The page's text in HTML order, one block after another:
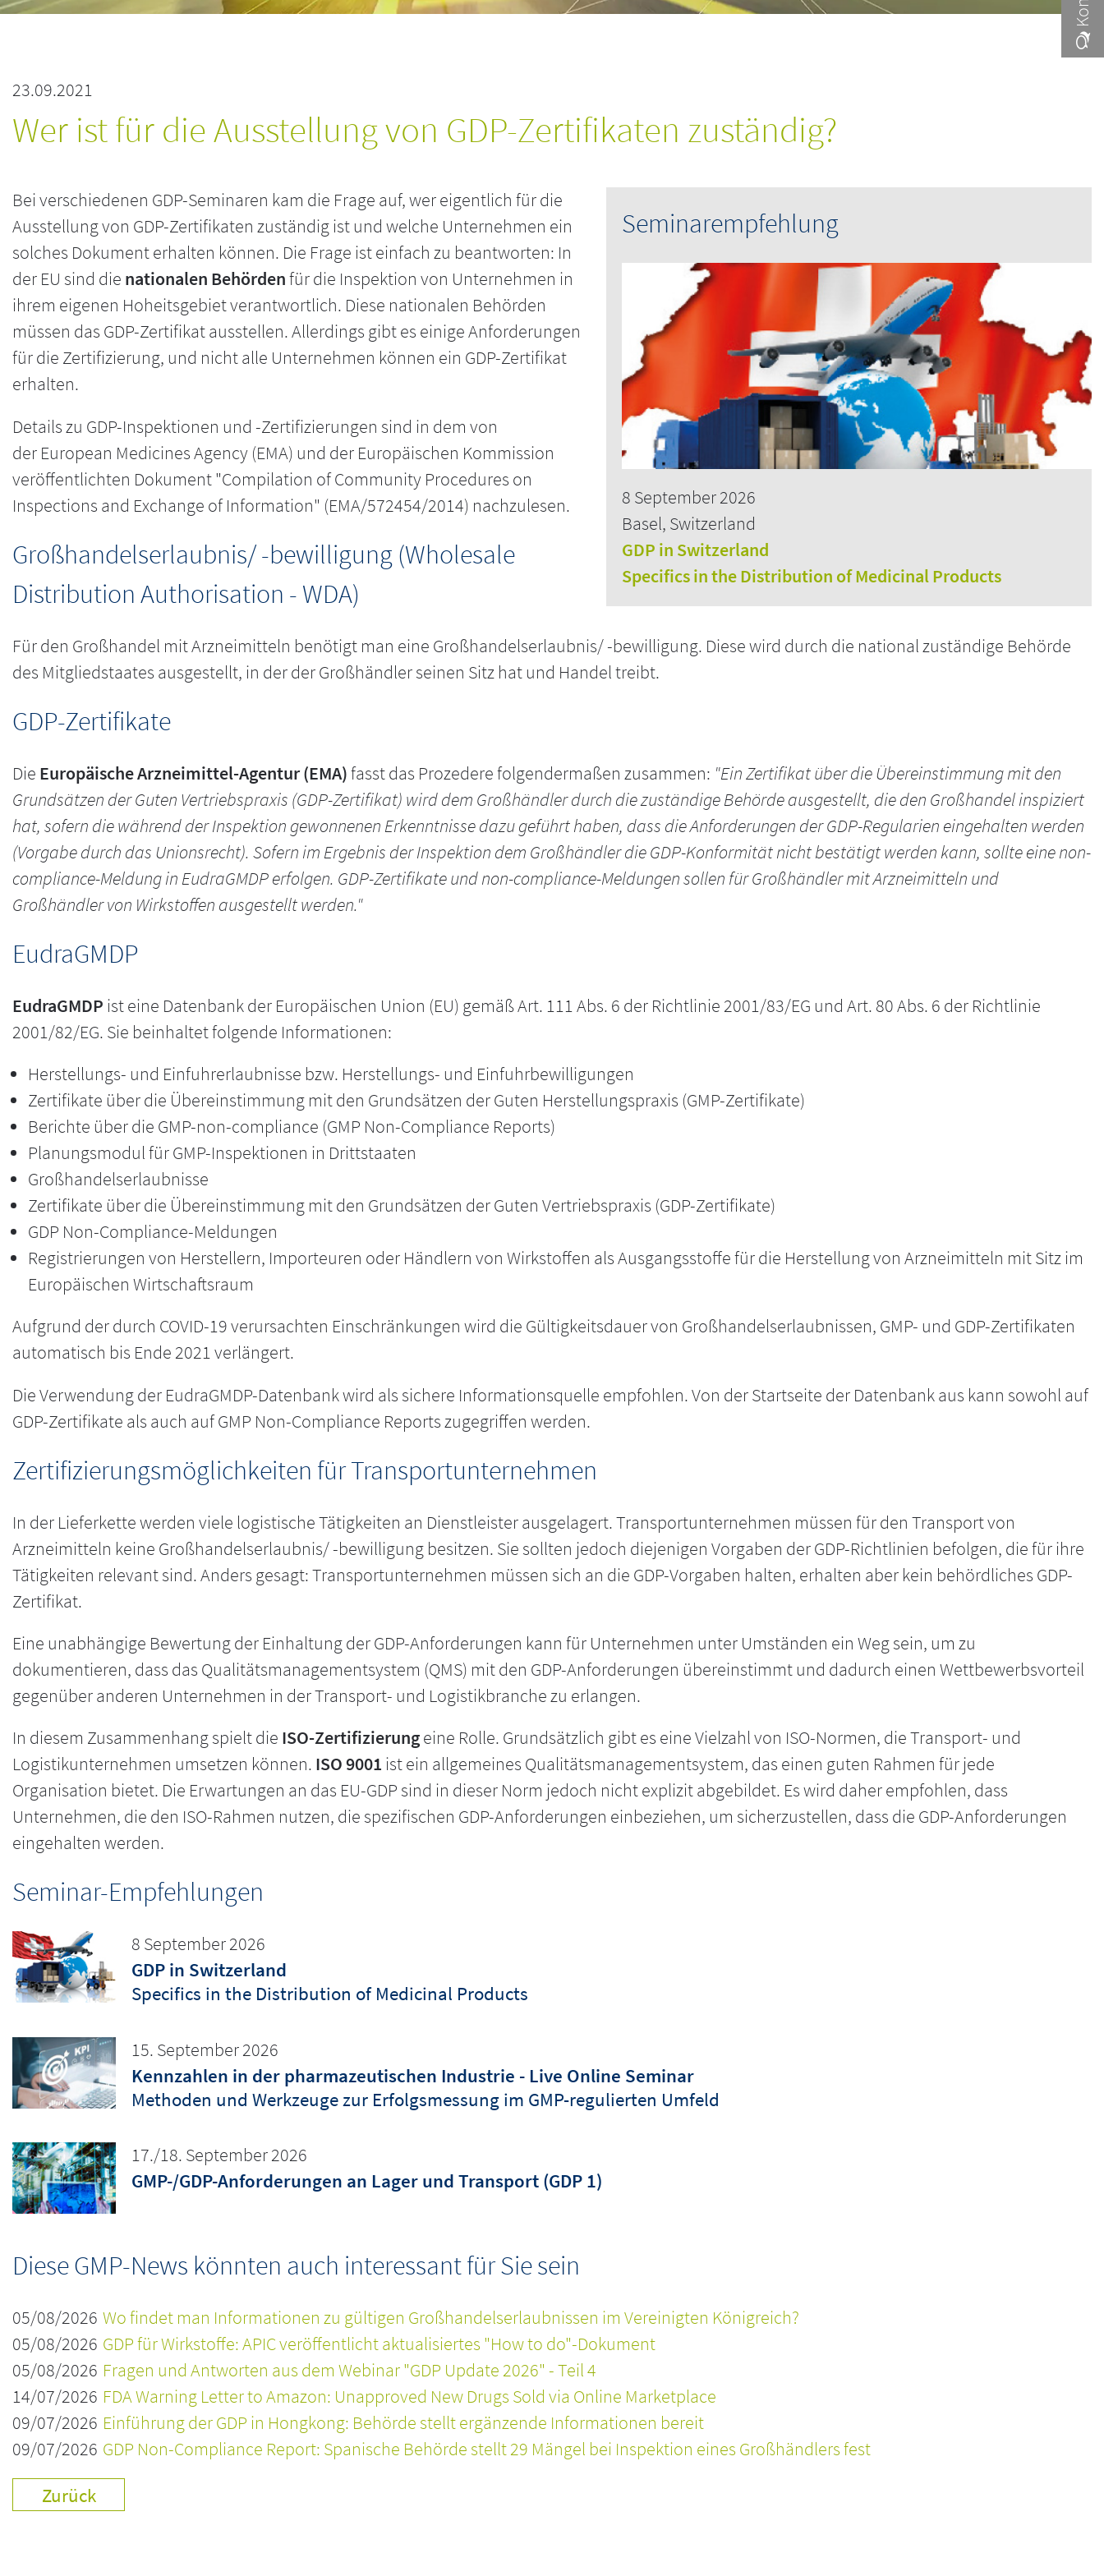
23.09.2021
Wer ist für die Ausstellung von GDP-Zertifikaten zuständig?
Seminarempfehlung
8 September 2026
Basel, Switzerland
GDP in Switzerland
Specifics in the Distribution of Medicinal Products
Bei verschiedenen GDP-Seminaren kam die Frage auf, wer eigentlich für die
Ausstellung von GDP-Zertifikaten zuständig ist und welche Unternehmen ein
solches Dokument erhalten können. Die Frage ist einfach zu beantworten: In
der EU sind die nationalen Behördenfür die Inspektion von Unternehmen in
ihrem eigenen Hoheitsgebiet verantwortlich. Diese nationalen Behörden
müssen das GDP-Zertifikat ausstellen. Allerdings gibt es einige Anforderungen
für die Zertifizierung, und nicht alle Unternehmen können ein GDP-Zertifikat
erhalten.
Details zu GDP-Inspektionen und -Zertifizierungen sind in dem von
der European Medicines Agency (EMA) und der Europäischen Kommission
veröffentlichten Dokument "Compilation of Community Procedures on
Inspections and Exchange of Information" (EMA/572454/2014) nachzulesen.
Großhandelserlaubnis/ -bewilligung (Wholesale
Distribution Authorisation - WDA)
Für den Großhandel mit Arzneimitteln benötigt man eine Großhandelserlaubnis/ -bewilligung. Diese wird durch die national zuständige Behörde
des Mitgliedstaates ausgestellt, in der der Großhändler seinen Sitz hat und Handel treibt.
GDP-Zertifikate
Die Europäische Arzneimittel-Agentur (EMA)fasst das Prozedere folgendermaßen zusammen: "Ein Zertifikat über die Übereinstimmung mit den
Grundsätzen der Guten Vertriebspraxis (GDP-Zertifikat) wird dem Großhändler durch die zuständige Behörde ausgestellt, die den Großhandel inspiziert
hat, sofern die während der Inspektion gewonnenen Erkenntnisse dazu geführt haben, dass die Anforderungen der GDP-Regularien eingehalten werden
(Vorgabe durch das Unionsrecht). Sofern im Ergebnis der Inspektion dem Großhändler die GDP-Konformität nicht bestätigt werden kann, sollte eine non-
compliance-Meldung in EudraGMDP erfolgen. GDP-Zertifikate und non-compliance-Meldungen sollen für Großhändler mit Arzneimitteln und
Großhändler von Wirkstoffen ausgestellt werden."
EudraGMDP
EudraGMDP ist eine Datenbank der Europäischen Union (EU) gemäß Art. 111 Abs. 6 der Richtlinie 2001/83/EG und Art. 80 Abs. 6 der Richtlinie
2001/82/EG. Sie beinhaltet folgende Informationen:
Herstellungs- und Einfuhrerlaubnisse bzw. Herstellungs- und Einfuhrbewilligungen
Zertifikate über die Übereinstimmung mit den Grundsätzen der Guten Herstellungspraxis (GMP-Zertifikate)
Berichte über die GMP-non-compliance (GMP Non-Compliance Reports)
Planungsmodul für GMP-Inspektionen in Drittstaaten
Großhandelserlaubnisse
Zertifikate über die Übereinstimmung mit den Grundsätzen der Guten Vertriebspraxis (GDP-Zertifikate)
GDP Non-Compliance-Meldungen
Registrierungen von Herstellern, Importeuren oder Händlern von Wirkstoffen als Ausgangsstoffe für die Herstellung von Arzneimitteln mit Sitz im
Europäischen Wirtschaftsraum
Aufgrund der durch COVID-19 verursachten Einschränkungen wird die Gültigkeitsdauer von Großhandelserlaubnissen, GMP- und GDP-Zertifikaten
automatisch bis Ende 2021 verlängert.
Die Verwendung der EudraGMDP-Datenbank wird als sichere Informationsquelle empfohlen. Von der Startseite der Datenbank aus kann sowohl auf
GDP-Zertifikate als auch auf GMP Non-Compliance Reports zugegriffen werden.
Zertifizierungsmöglichkeiten für Transportunternehmen
In der Lieferkette werden viele logistische Tätigkeiten an Dienstleister ausgelagert. Transportunternehmen müssen für den Transport von
Arzneimitteln keine Großhandelserlaubnis/ -bewilligung besitzen. Sie sollten jedoch diejenigen Vorgaben der GDP-Richtlinien befolgen, die für ihre
Tätigkeiten relevant sind. Anders gesagt: Transportunternehmen müssen sich an die GDP-Vorgaben halten, erhalten aber kein behördliches GDP-
Zertifikat.
Eine unabhängige Bewertung der Einhaltung der GDP-Anforderungen kann für Unternehmen unter Umständen ein Weg sein, um zu
dokumentieren, dass das Qualitätsmanagementsystem (QMS) mit den GDP-Anforderungen übereinstimmt und dadurch einen Wettbewerbsvorteil
gegenüber anderen Unternehmen in der Transport- und Logistikbranche zu erlangen.
In diesem Zusammenhang spielt die ISO-Zertifizierungeine Rolle. Grundsätzlich gibt es eine Vielzahl von ISO-Normen, die Transport- und
Logistikunternehmen umsetzen können. ISO 9001 ist ein allgemeines Qualitätsmanagementsystem, das einen guten Rahmen für jede
Organisation bietet. Die Erwartungen an das EU-GDP sind in dieser Norm jedoch nicht explizit abgebildet. Es wird daher empfohlen, dass
Unternehmen, die den ISO-Rahmen nutzen, die spezifischen GDP-Anforderungen einbeziehen, um sicherzustellen, dass die GDP-Anforderungen
eingehalten werden.
Seminar-Empfehlungen
8 September 2026
GDP in Switzerland
Specifics in the Distribution of Medicinal Products
15. September 2026
Kennzahlen in der pharmazeutischen Industrie - Live Online Seminar
Methoden und Werkzeuge zur Erfolgsmessung im GMP-regulierten Umfeld
17./18. September 2026
GMP-/GDP-Anforderungen an Lager und Transport (GDP 1)
Diese GMP-News könnten auch interessant für Sie sein
05/08/2026 Wo findet man Informationen zu gültigen Großhandelserlaubnissen im Vereinigten Königreich?
05/08/2026 GDP für Wirkstoffe: APIC veröffentlicht aktualisiertes "How to do"-Dokument
05/08/2026 Fragen und Antworten aus dem Webinar "GDP Update 2026" - Teil 4
14/07/2026 FDA Warning Letter to Amazon: Unapproved New Drugs Sold via Online Marketplace
09/07/2026 Einführung der GDP in Hongkong: Behörde stellt ergänzende Informationen bereit
09/07/2026 GDP Non-Compliance Report: Spanische Behörde stellt 29 Mängel bei Inspektion eines Großhändlers fest
Zurück